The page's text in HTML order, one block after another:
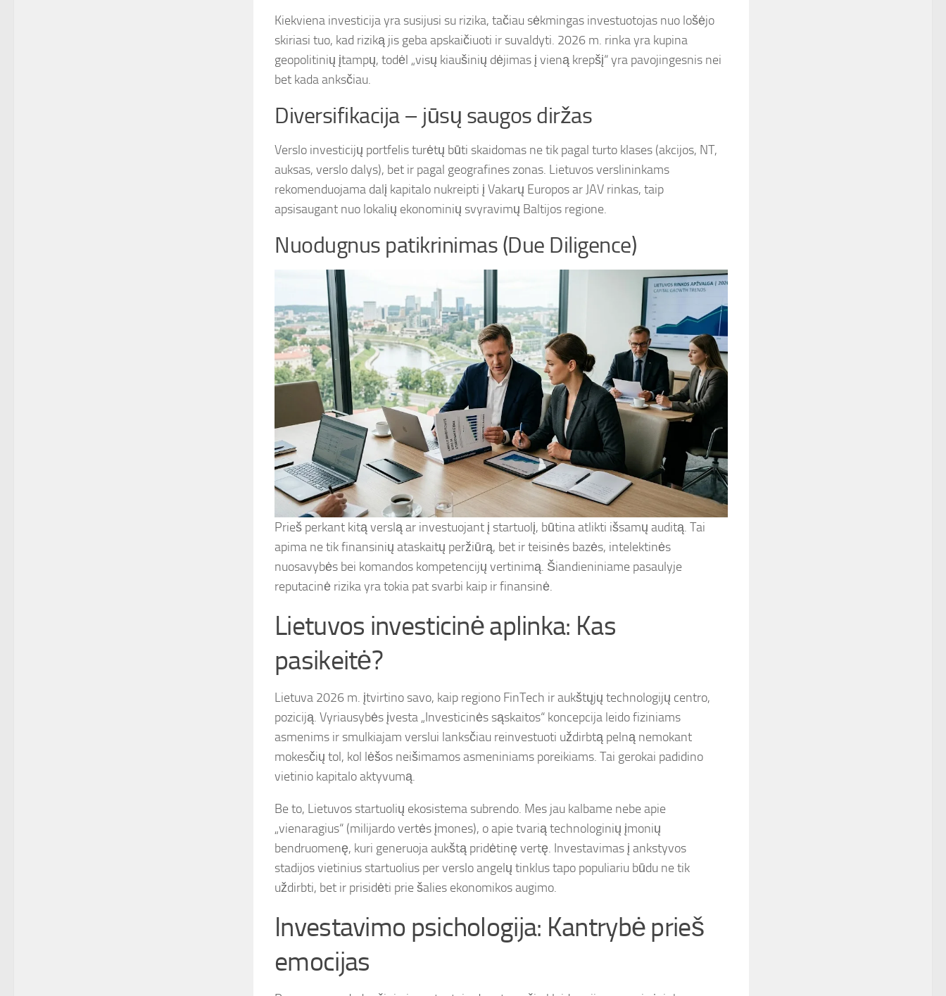
Kiekviena investicija yra susijusi su rizika, tačiau sėkmingas investuotojas nuo lošėjo
skiriasi tuo, kad riziką jis geba apskaičiuoti ir suvaldyti. 2026 m. rinka yra kupina
geopolitinių įtampų, todėl „visų kiaušinių dėjimas į vieną krepšį“ yra pavojingesnis nei
bet kada anksčiau.
Diversifikacija – jūsų saugos diržas
Verslo investicijų portfelis turėtų būti skaidomas ne tik pagal turto klases (akcijos, NT,
auksas, verslo dalys), bet ir pagal geografines zonas. Lietuvos verslininkams
rekomenduojama dalį kapitalo nukreipti į Vakarų Europos ar JAV rinkas, taip
apsisaugant nuo lokalių ekonominių svyravimų Baltijos regione.
Nuodugnus patikrinimas (Due Diligence)
Prieš perkant kitą verslą ar investuojant į startuolį, būtina atlikti išsamų auditą. Tai
apima ne tik finansinių ataskaitų peržiūrą, bet ir teisinės bazės, intelektinės
nuosavybės bei komandos kompetencijų vertinimą. Šiandieniniame pasaulyje
reputacinė rizika yra tokia pat svarbi kaip ir finansinė.
Lietuvos investicinė aplinka: Kas
pasikeitė?
Lietuva 2026 m. įtvirtino savo, kaip regiono FinTech ir aukštųjų technologijų centro,
poziciją. Vyriausybės įvesta „Investicinės sąskaitos“ koncepcija leido fiziniams
asmenims ir smulkiajam verslui lanksčiau reinvestuoti uždirbtą pelną nemokant
mokesčių tol, kol lėšos neišimamos asmeniniams poreikiams. Tai gerokai padidino
vietinio kapitalo aktyvumą.
Be to, Lietuvos startuolių ekosistema subrendo. Mes jau kalbame nebe apie
„vienaragius“ (milijardo vertės įmones), o apie tvarią technologinių įmonių
bendruomenę, kuri generuoja aukštą pridėtinę vertę. Investavimas į ankstyvos
stadijos vietinius startuolius per verslo angelų tinklus tapo populiariu būdu ne tik
uždirbti, bet ir prisidėti prie šalies ekonomikos augimo.
Investavimo psichologija: Kantrybė prieš
emocijas